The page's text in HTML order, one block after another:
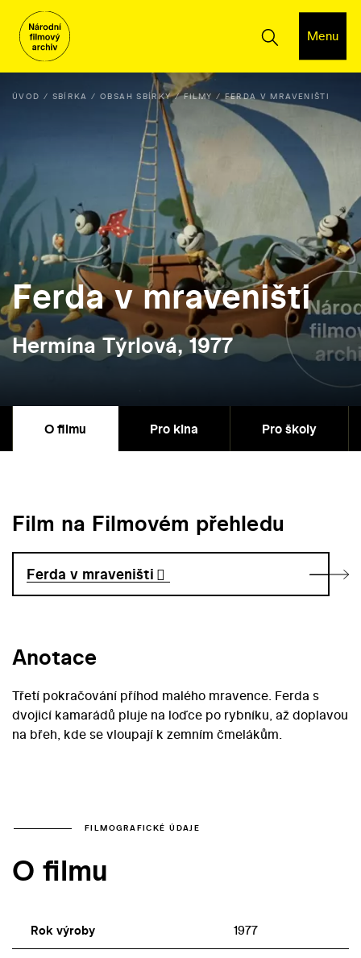
Menu
ÚVOD SBÍRKA OBSAH SBÍRKY FILMY FERDA V MRAVENIŠTI
Ferda v mraveništi
Hermína Týrlová, 1977
O filmu Pro kina Pro školy
Film na Filmovém přehledu
Ferda v mraveništi
Anotace
Třetí pokračování příhod malého mravence. Ferda s
dvojicí kamarádů pluje na loďce po rybníku, až doplavou
na břeh, kde se vloupají k zemním čmelákům.
FILMOGRAFICKÉ ÚDAJE
O filmu
Rok výroby 1977